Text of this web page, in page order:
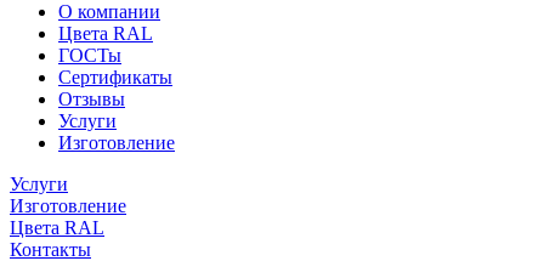
О компании
Цвета RAL
ГОСТы
Сертификаты
Отзывы
Услуги
Изготовление
Услуги
Изготовление
Цвета RAL
Контакты